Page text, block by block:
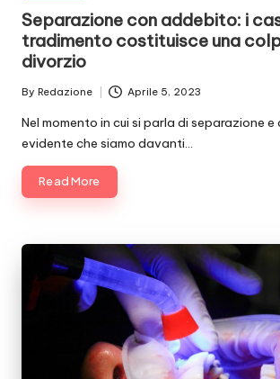
Separazione con addebito: i
tradimento costituisce una
divorzio
Posted
by
By Redazione Aprile 5, 2023
Nel momento in cui si parla di separazione e
evidente che siamo davanti…
Read More